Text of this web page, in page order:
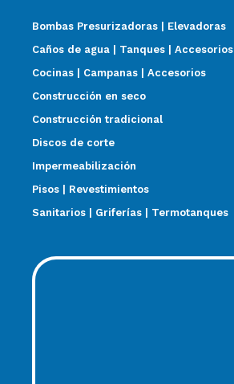
Bombas Presurizadoras | Elevadoras
Caños de agua | Tanques | Accesorios
Cocinas | Campanas | Accesorios
Construcción en seco
Construcción tradicional
Discos de corte
Impermeabilización
Pisos | Revestimientos
Sanitarios | Griferías | Termotanques